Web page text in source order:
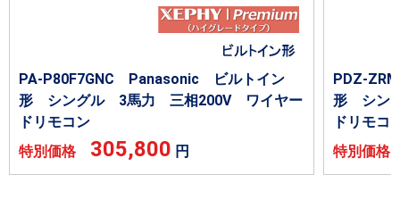
PA-P80F7GNC Panasonic ビルトイン
形 シングル 3馬力 三相200V ワイヤー
ドリモコン
特別価格 305,800 円
PDZ-
形 シン
ドリモコ
特別価